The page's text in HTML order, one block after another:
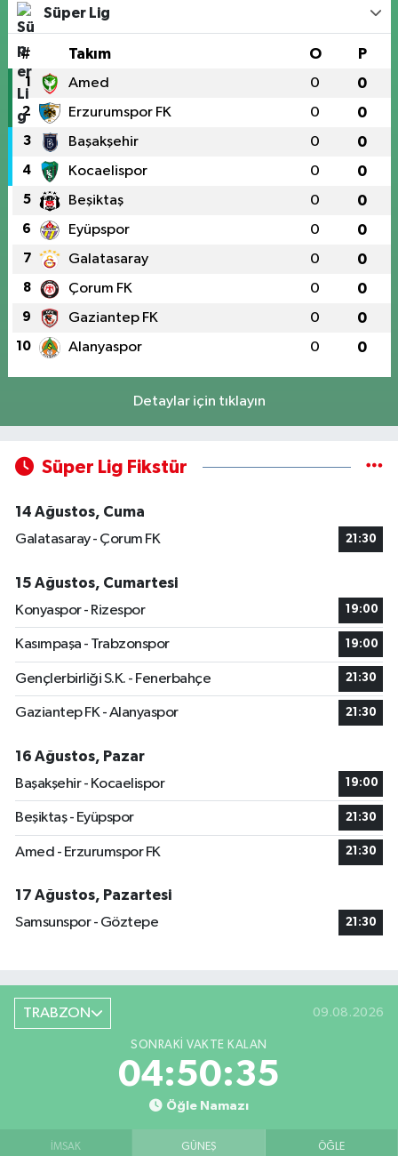
Süper Lig
# Takım O P
1 Amed 0 0
2 Erzurumspor FK 0 0
3 Başakşehir 0 0
4 Kocaelispor 0 0
5 Beşiktaş 0 0
6 Eyüpspor 0 0
7 Galatasaray 0 0
8 Çorum FK 0 0
9 Gaziantep FK 0 0
10 Alanyaspor 0 0
Detaylar için tıklayın
Süper Lig Fikstür
14 Ağustos, Cuma
Galatasaray - Çorum FK
21:30
15 Ağustos, Cumartesi
Konyaspor - Rizespor
19:00
Kasımpaşa - Trabzonspor 19:00
Gençlerbirliği S.K. - Fenerbahçe 21:30
Gaziantep FK - Alanyaspor 21:30
16 Ağustos, Pazar
Başakşehir - Kocaelispor
19:00
Beşiktaş - Eyüpspor 21:30
Amed - Erzurumspor FK 21:30
17 Ağustos, Pazartesi
Samsunspor - Göztepe
21:30
TRABZON 09.08.2026
SONRAKI VAKTE KALAN
04:50:34
Öğle Namazı
İMSAK GÜNEŞ ÖĞLE